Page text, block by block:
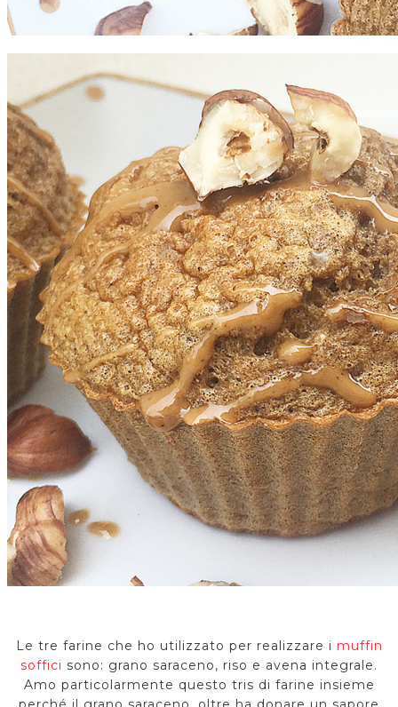
Le tre farine che ho utilizzato per realizzare i muffin
soffici sono: grano saraceno, riso e avena integrale.
Amo particolarmente questo tris di farine insieme